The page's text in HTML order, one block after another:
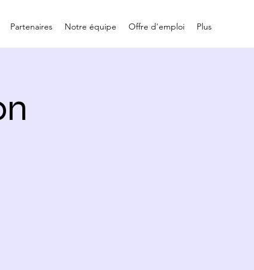
Partenaires Notre équipe Offre d'emploi Plus